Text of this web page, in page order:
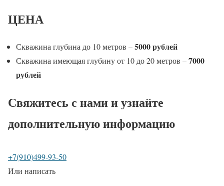
ЦЕНА
Скважина глубина до 10 метров –5000 рублей
Скважина имеющая глубину от 10 до 20 метров –7000
рублей
Свяжитесь с нами и узнайте
дополнительную информацию
+7(910)499-93-50
Или написать